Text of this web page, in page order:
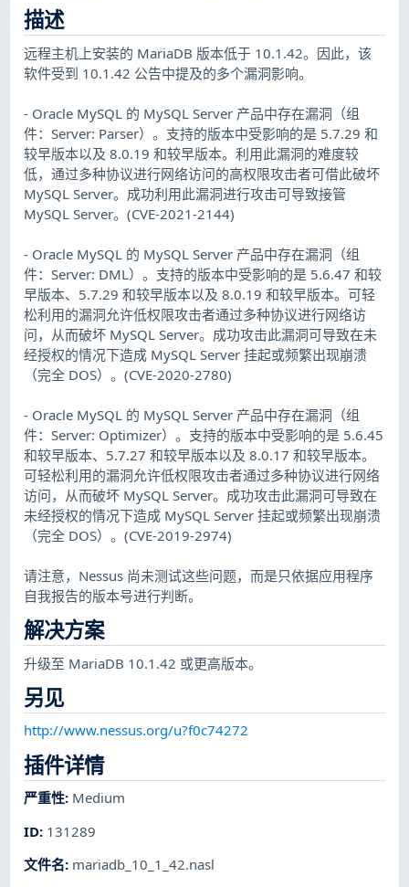
描述
远程主机上安装的 MariaDB 版本低于 10.1.42。因此，该
软件受到 10.1.42 公告中提及的多个漏洞影响。
- Oracle MySQL 的 MySQL Server 产品中存在漏洞（组
件：Server: Parser）。支持的版本中受影响的是 5.7.29 和
较早版本以及 8.0.19 和较早版本。利用此漏洞的难度较
低，通过多种协议进行网络访问的高权限攻击者可借此破坏
MySQL Server。成功利用此漏洞进行攻击可导致接管
MySQL Server。(CVE-2021-2144)
- Oracle MySQL 的 MySQL Server 产品中存在漏洞（组
件：Server: DML）。支持的版本中受影响的是 5.6.47 和较
早版本、5.7.29 和较早版本以及 8.0.19 和较早版本。可轻
松利用的漏洞允许低权限攻击者通过多种协议进行网络访
问，从而破坏 MySQL Server。成功攻击此漏洞可导致在未
经授权的情况下造成 MySQL Server 挂起或频繁出现崩溃
（完全 DOS）。(CVE-2020-2780)
- Oracle MySQL 的 MySQL Server 产品中存在漏洞（组
件：Server: Optimizer）。支持的版本中受影响的是 5.6.45
和较早版本、5.7.27 和较早版本以及 8.0.17 和较早版本。
可轻松利用的漏洞允许低权限攻击者通过多种协议进行网络
访问，从而破坏 MySQL Server。成功攻击此漏洞可导致在
未经授权的情况下造成 MySQL Server 挂起或频繁出现崩溃
（完全 DOS）。(CVE-2019-2974)
请注意，Nessus 尚未测试这些问题，而是只依据应用程序
自我报告的版本号进行判断。
解决方案
升级至 MariaDB 10.1.42 或更高版本。
另见
http://www.nessus.org/u?f0c74272
插件详情
严重性: Medium
ID: 131289
文件名: mariadb_10_1_42.nasl